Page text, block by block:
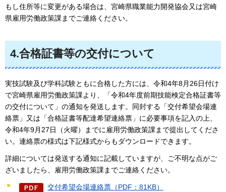
もし住所等に変更がある場合は、宮崎県職業能力開発協会又は宮崎
県雇用労働政策課までご連絡ください。
4.合格証書等の交付について
実技試験及び学科試験ともに合格した方には、令和4年8月26日付け
で宮崎県雇用労働政策課より、「令和4年度前期技能検定合格証書等
の交付について」の通知を発送します。同封する「交付希望会場連
絡票」又は「合格証書等配達希望連絡票」に必要事項を記入の上、
令和4年9月27日（火曜）までに雇用労働政策課まで提出してくださ
い。連絡票の様式は下記様式からもダウンロードできます。
詳細については発送する通知に記載していますが、ご不明な点がご
ざいましたら、雇用労働政策課までご連絡ください。
交付希望会場連絡票（PDF：81KB）